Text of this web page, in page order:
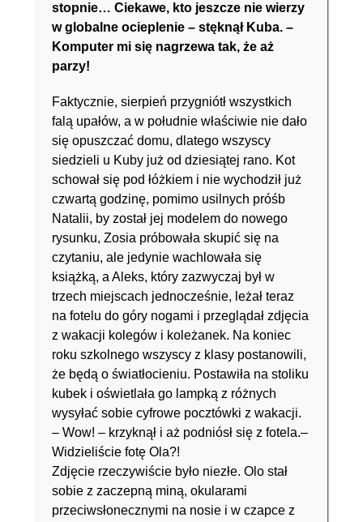
stopnie… Ciekawe, kto jeszcze nie wierzy
w globalne ocieplenie – stęknął Kuba. –
Komputer mi się nagrzewa tak, że aż
parzy!
Faktycznie, sierpień przygniótł wszystkich
falą upałów, a w południe właściwie nie dało
się opuszczać domu, dlatego wszyscy
siedzieli u Kuby już od dziesiątej rano. Kot
schował się pod łóżkiem i nie wychodził już
czwartą godzinę, pomimo usilnych próśb
Natalii, by został jej modelem do nowego
rysunku, Zosia próbowała skupić się na
czytaniu, ale jedynie wachlowała się
książką, a Aleks, który zazwyczaj był w
trzech miejscach jednocześnie, leżał teraz
na fotelu do góry nogami i przeglądał zdjęcia
z wakacji kolegów i koleżanek. Na koniec
roku szkolnego wszyscy z klasy postanowili,
że będą o światłocieniu. Postawiła na stoliku
kubek i oświetlała go lampką z różnych
wysyłać sobie cyfrowe pocztówki z wakacji.
– Wow! – krzyknął i aż podniósł się z fotela.–
Widzieliście fotę Ola?!
Zdjęcie rzeczywiście było niezłe. Olo stał
sobie z zaczepną miną, okularami
przeciwsłonecznymi na nosie i w czapce z